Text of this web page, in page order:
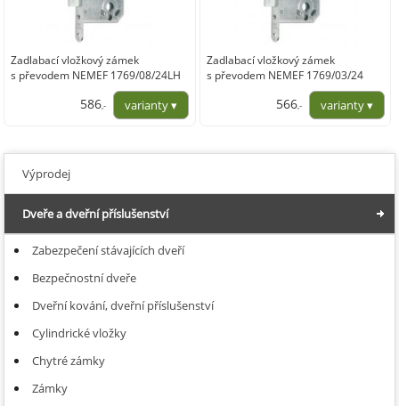
Zadlabací vložkový zámek
s převodem NEMEF 1769/08/24LH
586,-
Zadlabací vložkový zámek
s převodem NEMEF 1769/03/24
566,-
Výprodej
Dveře a dveřní příslušenství
Zabezpečení stávajících dveří
Bezpečnostní dveře
Dveřní kování, dveřní příslušenství
Cylindrické vložky
Chytré zámky
Zámky